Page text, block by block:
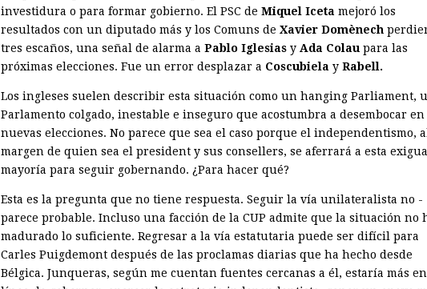
investidura o para formar gobierno. El PSC de Miquel Iceta mejoró los
resultados con un diputado más y los Comuns de Xavier Domènech
tres escaños, una señal de alarma a Pablo Iglesias y Ada Colau para las
próximas elecciones. Fue un error desplazar a Coscubiela y Rabell.
Los ingleses suelen describir esta ­situación como un hanging Parliament,
Parlamento colgado, inestable e in­seguro que acostumbra a desembocar en
nuevas elecciones. No parece que sea el caso porque el independentismo, al
margen de quien sea el president y sus consellers, se aferrará a esta
mayoría para seguir gobernando. ¿Para hacer qué?
Esta es la pregunta que no tiene respuesta. Seguir la vía unilateralista no ­
parece probable. Incluso una facción de la CUP admite que la situación no
madurado lo suficiente. Regresar a la vía estatutaria puede ser difícil para
Carles Puigdemont después de las proclamas diarias que ha hecho desde
Bélgica. ­Junqueras, según me cuentan fuentes cercanas a él, estaría más